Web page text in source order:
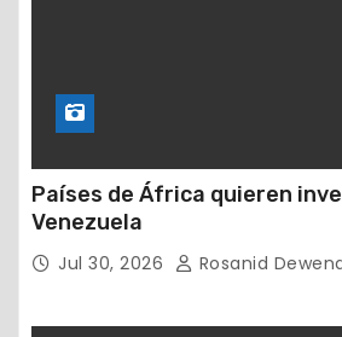
Países de África quieren
Venezuela
Jul 30, 2026 Rosanid